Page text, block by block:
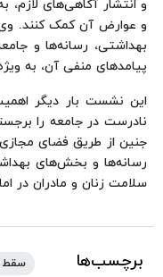
و انتشار آگاهی‌های
و عوارض آن کمک کنند. وی
بهداشتی، رسانه‌ها و
پیامدهای منفی آن، به
این نشست بار دیگر
نادرست در جامعه را
جنین از طریق فضای
رسانه‌ها و بخش‌های
سلامت زنان و مادران در
برچسب‌ها سقط